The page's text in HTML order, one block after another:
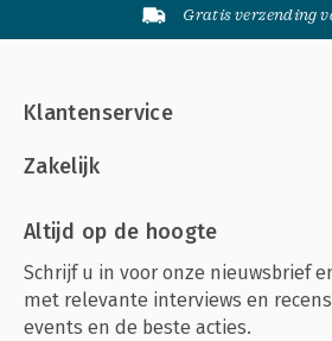
Gratis verzending
Klantenservice
Zakelijk
Altijd op de hoogte
Schrijf u in voor onze nieuwsbrief
met relevante interviews en
events en de beste acties.